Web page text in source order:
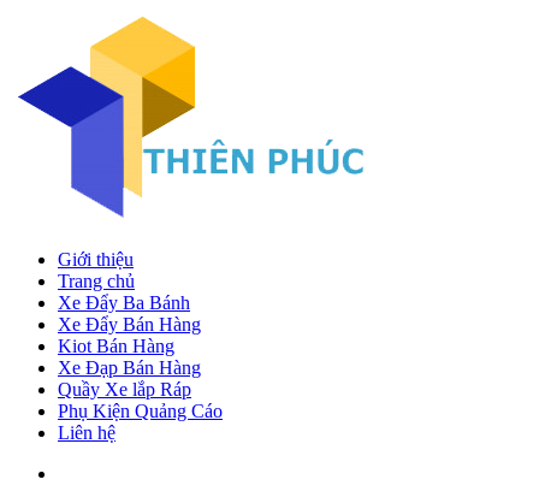
Giới thiệu
Trang chủ
Xe Đẩy Ba Bánh
Xe Đẩy Bán Hàng
Kiot Bán Hàng
Xe Đạp Bán Hàng
Quầy Xe lắp Ráp
Phụ Kiện Quảng Cáo
Liên hệ